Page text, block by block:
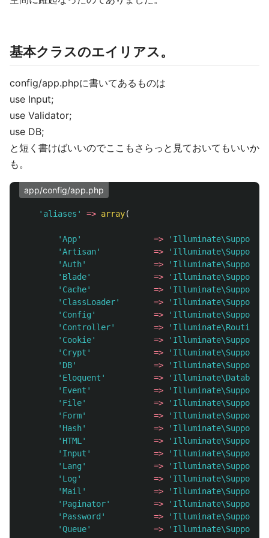
基本クラスのエイリアス。
config/app.phpに書いてあるものは
use Input;
use Validator;
use DB;
と短く書けばいいのでここもさらっと見ておいてもいいか
も。
app/config/app.php
'aliases' => array(
'App' =>
'Artisan'
=>
'Auth'
=>
'Blade'
=>
'Cache'
=>
'ClassLoader'
=>
'Config'
=>
'Controller'
=>
'Cookie'
=>
'Crypt'
=>
'DB'
=>
'Eloquent'
=>
'Event'
=>
'File'
=>
'Form'
=>
'Hash'
=>
'HTML'
=>
'Input'
=>
'Lang'
=>
'Log'
=>
'Mail'
=>
'Paginator'
=>
'Password'
=>
'Queue'
=>